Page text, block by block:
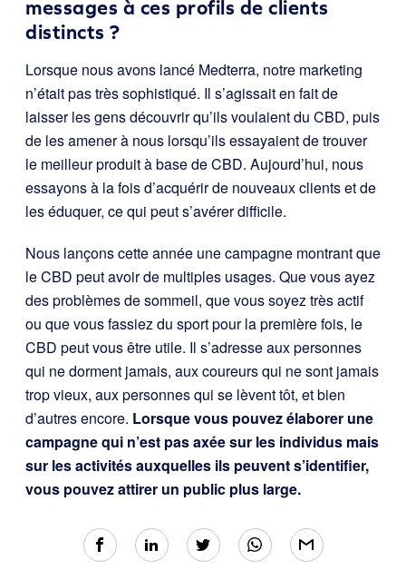
messages à ces profils de clients
distincts ?
Lorsque nous avons lancé Medterra, notre marketing
n’était pas très sophistiqué. Il s’agissait en fait de
laisser les gens découvrir qu’ils voulaient du CBD, puis
de les amener à nous lorsqu’ils essayaient de trouver
le meilleur produit à base de CBD. Aujourd’hui, nous
essayons à la fois d’acquérir de nouveaux clients et de
les éduquer, ce qui peut s’avérer difficile.
Nous lançons cette année une campagne montrant que
le CBD peut avoir de multiples usages. Que vous ayez
des problèmes de sommeil, que vous soyez très actif
ou que vous fassiez du sport pour la première fois, le
CBD peut vous être utile. Il s’adresse aux personnes
qui ne dorment jamais, aux coureurs qui ne sont jamais
trop vieux, aux personnes qui se lèvent tôt, et bien
d’autres encore. Lorsque vous pouvez élaborer une
campagne qui n’est pas axée sur les individus mais
sur les activités auxquelles ils peuvent s’identifier,
vous pouvez attirer un public plus large.